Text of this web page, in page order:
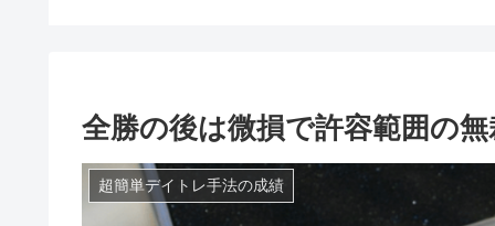
全勝の後は微損で許容範囲の
超簡単デイトレ手法の成績